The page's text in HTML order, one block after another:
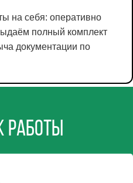
на себя: оперативно
полный комплект
документации по
работы